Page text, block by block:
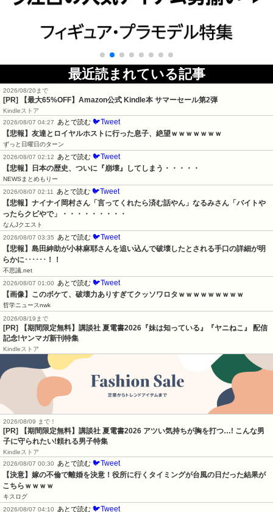
最近読まれている記事
2026/08/20まで
[PR] 【最大65%OFF】Amazon公式 Kindle本 サマーセール第2弾
Kindleストア
2026/08/07 04:27
あとで読む 🐦Tweet
【悲報】友達とロイヤルホストに行った息子、絶望ｗｗｗｗｗｗｗ
ずっと日曜日のターン
2026/08/07 02:12
あとで読む 🐦Tweet
【悲報】日本の歴史、ついに『崩壊』してしまう・・・・・
NEWSまとめもりー
2026/08/07 02:11
あとで読む 🐦Tweet
【悲報】ナイナイ岡村さん「言ってくれたら済む話やん」なるみさん「バイトや
ったらクビやで」・・・・・・・・・
なんJクエスト
2026/08/07 03:35
あとで読む 🐦Tweet
【悲報】島田紳助が小林麻耶さんを追い込んで破壊したとされる手口の詳細が明
らかに･･････！！
不思議.net
2026/08/07 01:00
あとで読む 🐦Tweet
【画像】このボケて、破壊力ありすぎてクッソワロタｗｗｗｗｗｗｗｗｗ
哲学ニュースnwk
2026/08/19まで
[PR] 【期間限定無料】講談社 夏電書2026『妹は知っている』『ヤニねこ』 配信
記念!ヤンマガ新刊特集
Kindleストア
2026/08/09 まで！
[PR] 【期間限定無料】講談社 夏電書2026 アツい気持ちが胸を打つ…! こんな男
子に守られたい!頼れる男子特集
Kindleストア
2026/08/07 00:30
あとで読む 🐦Tweet
【決意】嫁の不倫で離婚を決意！役所に行くタイミングが台風の日だった結果が
こちらｗｗｗｗ
キスログ
2026/08/07 04:10
あとで読む 🐦Tweet